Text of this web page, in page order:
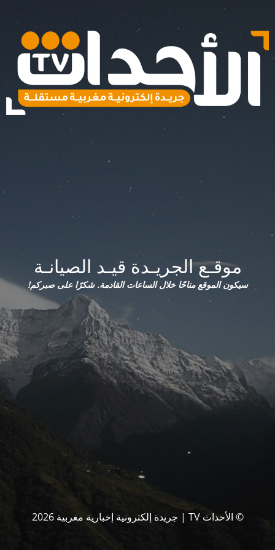
موقـع الجريـدة قيـد الصيانـة
سيكون الموقع متاحًا خلال الساعات القادمة. شكرًا على صبركم!
© الأحداث TV | جريدة إلكترونية إخبارية مغربية 2026